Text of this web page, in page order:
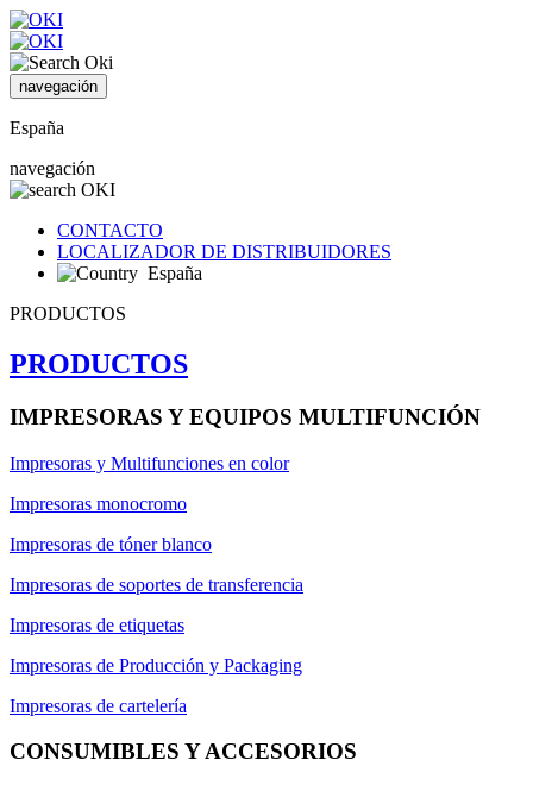
navegación
España
navegación
CONTACTO
LOCALIZADOR DE DISTRIBUIDORES
España
PRODUCTOS
PRODUCTOS
IMPRESORAS Y EQUIPOS MULTIFUNCIÓN
Impresoras y Multifunciones en color
Impresoras monocromo
Impresoras de tóner blanco
Impresoras de soportes de transferencia
Impresoras de etiquetas
Impresoras de Producción y Packaging
Impresoras de cartelería
CONSUMIBLES Y ACCESORIOS